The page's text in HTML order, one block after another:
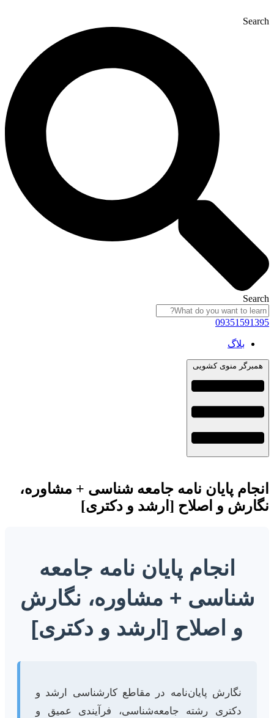
Search
Search
09351591395
بلاگ
همبرگر منوی کشویی
انجام پایان نامه جامعه شناسی + مشاوره،
نگارش و اصلاح [ارشد و دکتری]
انجام پایان نامه جامعه
شناسی + مشاوره، نگارش
و اصلاح [ارشد و دکتری]
نگارش پایان‌نامه در مقاطع کارشناسی ارشد و
دکتری رشته جامعه‌شناسی، فرآیندی عمیق و